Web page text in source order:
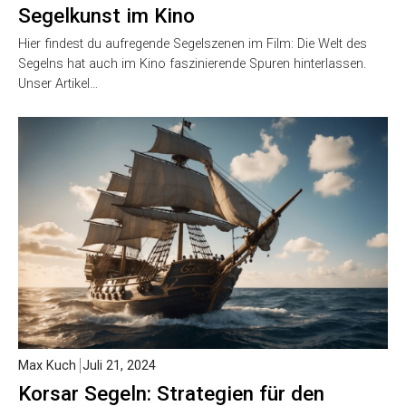
Segelkunst im Kino
Hier findest du aufregende Segelszenen im Film: Die Welt des
Segelns hat auch im Kino faszinierende Spuren hinterlassen.
Unser Artikel…
Korsar Segeln: Strategien für den
Max Kuch Juli 21, 2024